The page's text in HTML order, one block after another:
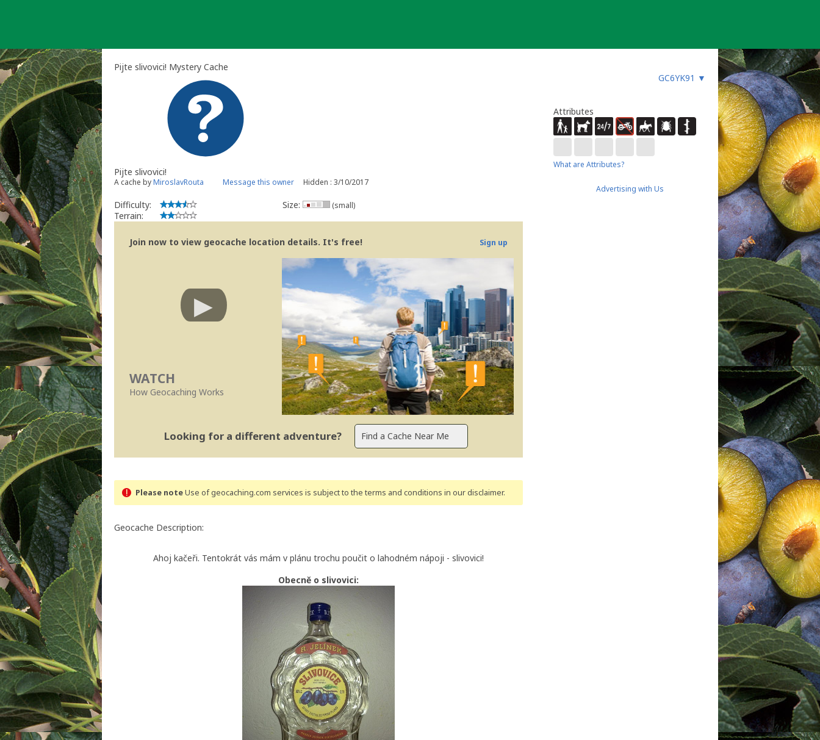
Pijte slivovici! Mystery Cache
GC6YK91 ▼
Pijte slivovici!
A cache byMiroslavRouta Message this owner Hidden : 3/10/2017
Difficulty:
Terrain:
Size: (small)
Join now to view geocache location details. It's free! Sign up
WATCH
How Geocaching Works
Looking for a different adventure?
Please noteUse of geocaching.com services is subject to the terms and conditions in our disclaimer.
Geocache Description:
Ahoj kačeři. Tentokrát vás mám v plánu trochu poučit o lahodném nápoji - slivovici!
Obecně o slivovici:
Attributes
What are Attributes?
Advertising with Us